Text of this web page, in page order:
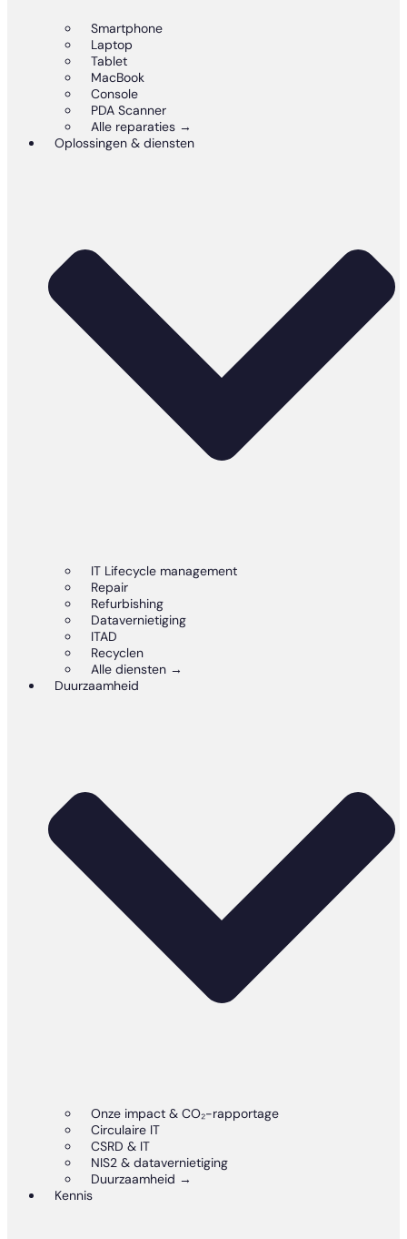
Smartphone
Laptop
Tablet
MacBook
Console
PDA Scanner
Alle reparaties →
Oplossingen & diensten
IT Lifecycle management
Repair
Refurbishing
Datavernietiging
ITAD
Recyclen
Alle diensten →
Duurzaamheid
Onze impact & CO₂-rapportage
Circulaire IT
CSRD & IT
NIS2 & datavernietiging
Duurzaamheid →
Kennis